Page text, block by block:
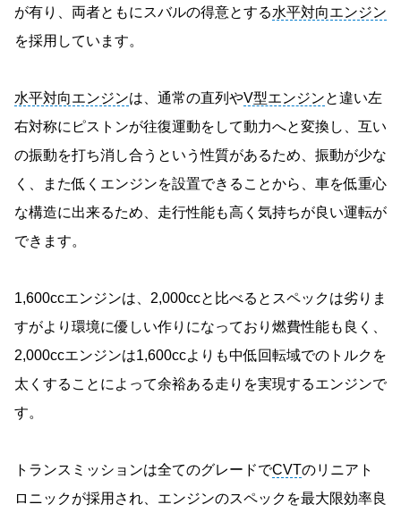
が有り、両者ともにスバルの得意とする水平対向エンジン
を採用しています。
水平対向エンジンは、通常の直列やV型エンジンと違い左
右対称にピストンが往復運動をして動力へと変換し、互い
の振動を打ち消し合うという性質があるため、振動が少な
く、また低くエンジンを設置できることから、車を低重心
な構造に出来るため、走行性能も高く気持ちが良い運転が
できます。
1,600ccエンジンは、2,000ccと比べるとスペックは劣りま
すがより環境に優しい作りになっており燃費性能も良く、
2,000ccエンジンは1,600ccよりも中低回転域でのトルクを
太くすることによって余裕ある走りを実現するエンジンで
す。
トランスミッションは全てのグレードでCVTのリニアト
ロニックが採用され、エンジンのスペックを最大限効率良